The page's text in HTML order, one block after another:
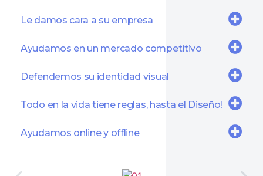
Le damos cara a su empresa
Ayudamos en un mercado competitivo
Defendemos su identidad visual
Todo en la vida tiene reglas, hasta el Diseño!
Ayudamos online y offline